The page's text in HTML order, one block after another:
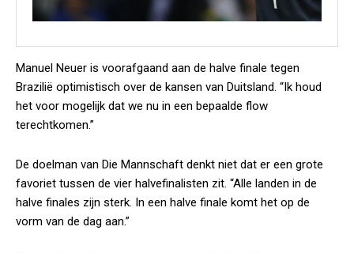
Manuel Neuer is voorafgaand aan de halve finale tegen
Brazilië optimistisch over de kansen van Duitsland. “Ik houd
het voor mogelijk dat we nu in een bepaalde flow
terechtkomen.”
De doelman van Die Mannschaft denkt niet dat er een grote
favoriet tussen de vier halvefinalisten zit. “Alle landen in de
halve finales zijn sterk. In een halve finale komt het op de
vorm van de dag aan.”